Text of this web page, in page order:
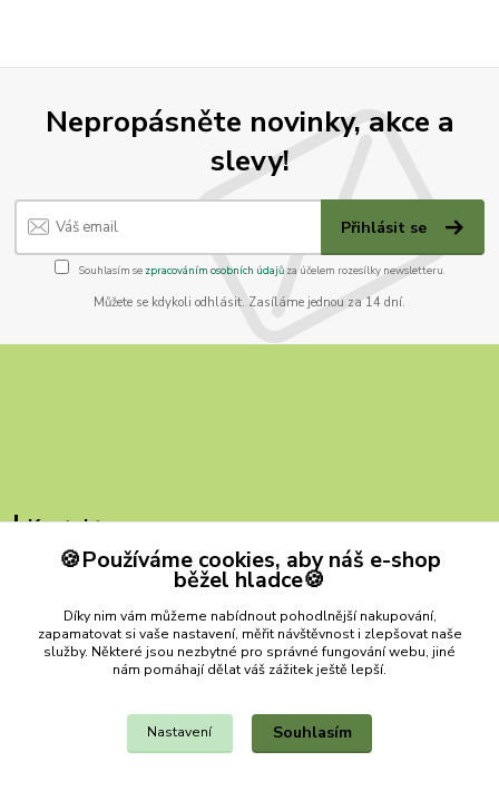
Nepropásněte novinky, akce a
slevy!
Přihlásit se
Souhlasím se zpracováním osobních údajůza účelem rozesílky newsletteru.
Můžete se kdykoli odhlásit. Zasíláme jednou za 14 dní.
Kontakty
ZB MILVI
+420 607 419 780
(Po-Pá, 9-15 hod.)
zbmilvi@email.cz
🍪Používáme cookies, aby náš e-shop
běžel hladce🍪
Díky nim vám můžeme nabídnout pohodlnější nakupování,
zapamatovat si vaše nastavení, měřit návštěvnost i zlepšovat naše
služby. Některé jsou nezbytné pro správné fungování webu, jiné
nám pomáhají dělat váš zážitek ještě lepší.
Nastavení Souhlasím